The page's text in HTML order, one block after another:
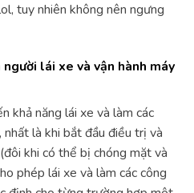
tuy nhiên không nên ngưng
lái xe và vận hành máy
khả năng lái xe và làm các
nhất là khi bắt đầu điều trị và
khi có thể bị chóng mặt và
phép lái xe và làm các công